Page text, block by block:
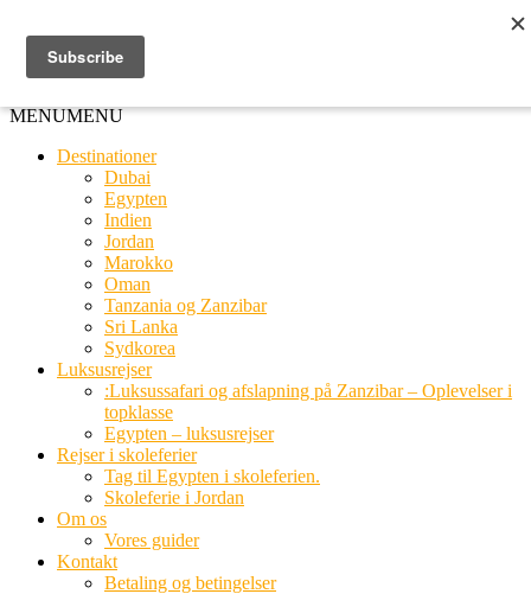
MENUMENU
Destinationer
Dubai
Egypten
Indien
Jordan
Marokko
Oman
Tanzania og Zanzibar
Sri Lanka
Sydkorea
Luksusrejser
:Luksussafari og afslapning på Zanzibar – Oplevelser i
topklasse
Egypten – luksusrejser
Rejser i skoleferier
Tag til Egypten i skoleferien.
Skoleferie i Jordan
Om os
Vores guider
Kontakt
Betaling og betingelser